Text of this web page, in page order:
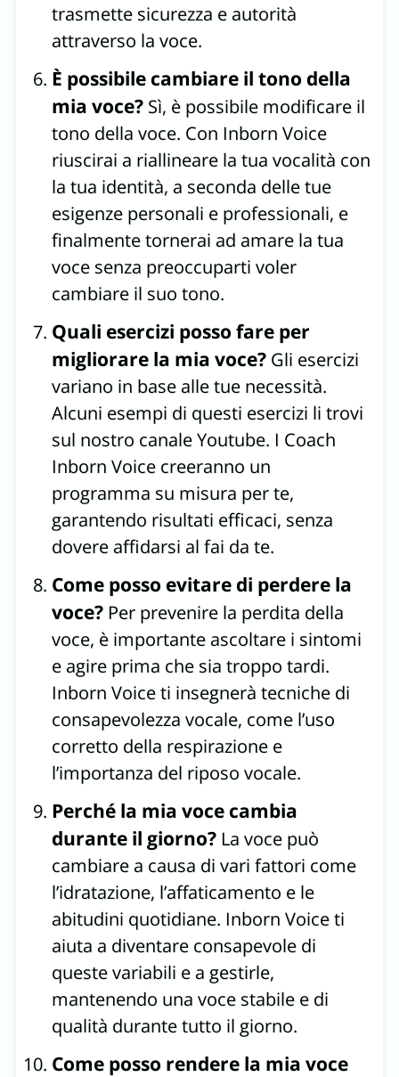
trasmette sicurezza e autorità
attraverso la voce.
È possibile cambiare il tono della
mia voce? Sì, è possibile modificare il
tono della voce. Con Inborn Voice
riuscirai a riallineare la tua vocalità con
la tua identità, a seconda delle tue
esigenze personali e professionali, e
finalmente tornerai ad amare la tua
voce senza preoccuparti voler
cambiare il suo tono.
Quali esercizi posso fare per
migliorare la mia voce? Gli esercizi
variano in base alle tue necessità.
Alcuni esempi di questi esercizi li trovi
sul nostro canale Youtube. I Coach
Inborn Voice creeranno un
programma su misura per te,
garantendo risultati efficaci, senza
dovere affidarsi al fai da te.
Come posso evitare di perdere la
voce? Per prevenire la perdita della
voce, è importante ascoltare i sintomi
e agire prima che sia troppo tardi.
Inborn Voice ti insegnerà tecniche di
consapevolezza vocale, come l’uso
corretto della respirazione e
l’importanza del riposo vocale.
Perché la mia voce cambia
durante il giorno? La voce può
cambiare a causa di vari fattori come
l’idratazione, l’affaticamento e le
abitudini quotidiane. Inborn Voice ti
aiuta a diventare consapevole di
queste variabili e a gestirle,
mantenendo una voce stabile e di
qualità durante tutto il giorno.
Come posso rendere la mia voce